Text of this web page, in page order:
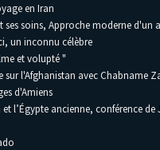
en Iran
ses soins, Approche moderne d'un
un inconnu célèbre
et volupté "
sur l'Afghanistan avec Chabname
d'Amiens
l’Égypte ancienne, conférence de